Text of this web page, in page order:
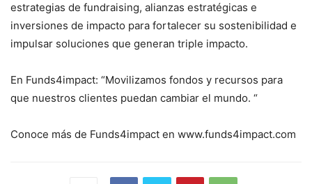
estrategias de fundraising, alianzas estratégicas e
inversiones de impacto para fortalecer su sostenibilidad e
impulsar soluciones que generan triple impacto.
En Funds4impact: “Movilizamos fondos y recursos para
que nuestros clientes puedan cambiar el mundo. “
Conoce más de Funds4impact en www.funds4impact.com